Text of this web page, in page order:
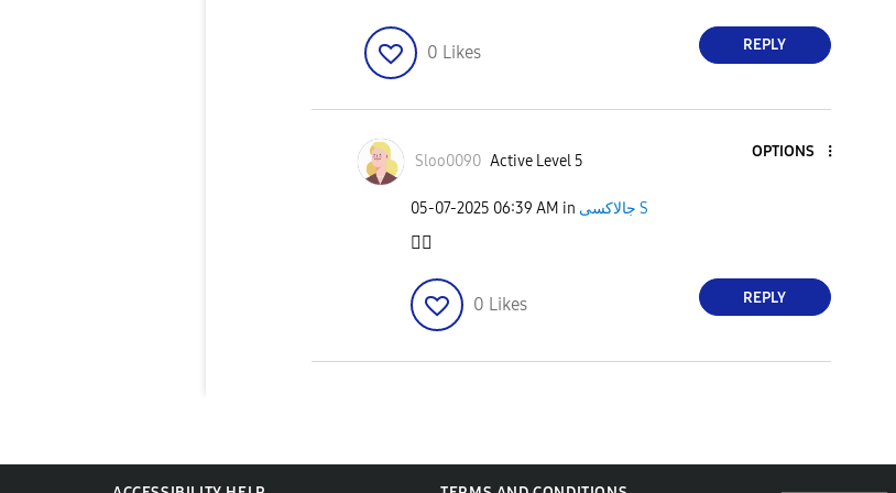
0 Likes REPLY
Sloo0090 Active Level 5
OPTIONS
‎05-07-2025 06:39 AM in جالاكسى S
👍🏻
0 Likes REPLY